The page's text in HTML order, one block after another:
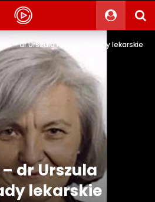
– dr Urszula Krupa – Porady lekarskie
dr Urszula
lekarskie